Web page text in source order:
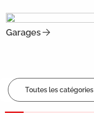
Garages
Toutes les catégories